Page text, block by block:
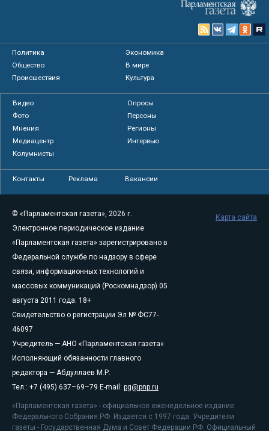
Политика
Экономика
Общество
В мире
Происшествия
Культура
Видео
Опросы
Фото
Персоны
Мнения
Регионы
Медиацентр
Интервью
Колумнисты
Контакты Реклама Вакансии
© «Парламентская газета», 2026 г.
Электронное периодическое издание
«Парламентская газета» зарегистрировано в
Федеральной службе по надзору в сфере
связи, информационных технологий и
массовых коммуникаций (Роскомнадзор) 05
августа 2011 года. 18+
Свидетельство о регистрации Эл № ФС77-
46097
Учредитель — АНО «Парламентская газета»
Исполняющий обязанности главного
редактора — Абдуллаев М.Р.
Тел.: +7 (495) 637–69–79 E-mail: pg@pnp.ru
«Парламентская газета» - официальное еженедельное издание
Федерального Собрания РФ. Издается с 1997 года. Учредители
газеты - Государственная Дума и Совет Федерации РФ. Официальный
Карта сайта